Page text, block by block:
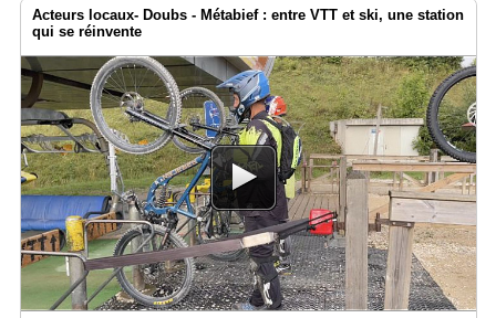
Acteurs locaux- Doubs - Métabief : entre VTT et ski, une station
qui se réinvente